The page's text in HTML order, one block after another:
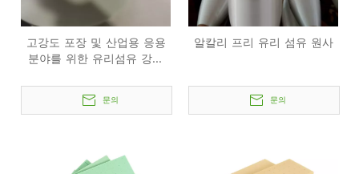
고강도 포장 및 산업용 응용
분야를 위한 유리섬유 강화
문의
알칼리 프리 유리 섬유 원사
문의